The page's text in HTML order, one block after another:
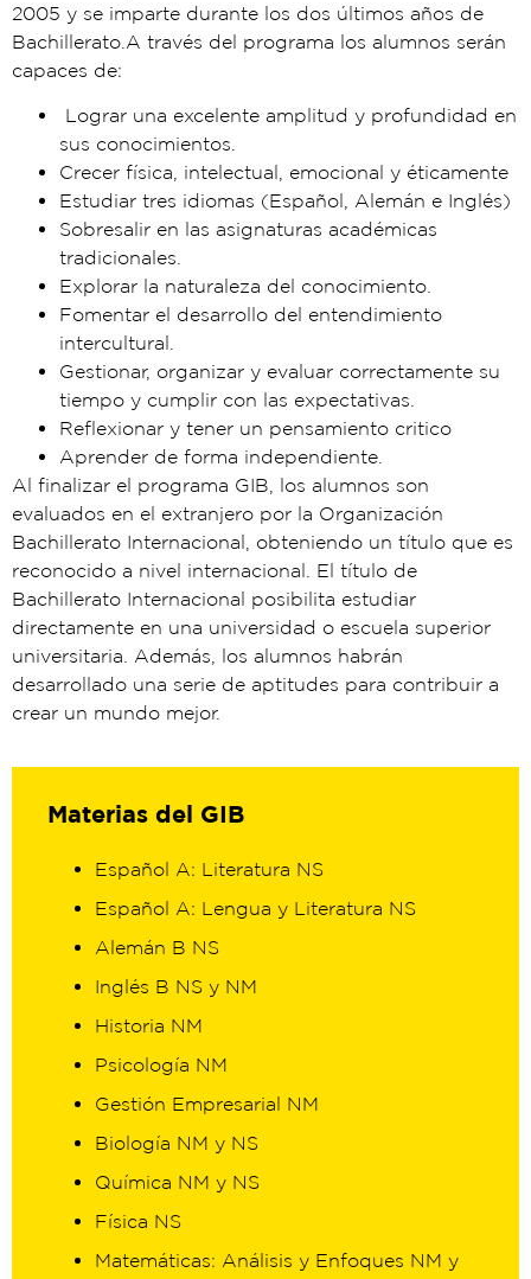
2005 y se imparte durante los dos últimos años de
Bachillerato.A través del programa los alumnos serán
capaces de:
Lograr una excelente amplitud y profundidad en
sus conocimientos.
Crecer física, intelectual, emocional y éticamente
Estudiar tres idiomas (Español, Alemán e Inglés)
Sobresalir en las asignaturas académicas
tradicionales.
Explorar la naturaleza del conocimiento.
Fomentar el desarrollo del entendimiento
intercultural.
Gestionar, organizar y evaluar correctamente su
tiempo y cumplir con las expectativas.
Reflexionar y tener un pensamiento critico
Aprender de forma independiente.
Al finalizar el programa GIB, los alumnos son
evaluados en el extranjero por la Organización
Bachillerato Internacional, obteniendo un título que es
reconocido a nivel internacional. El título de
Bachillerato Internacional posibilita estudiar
directamente en una universidad o escuela superior
universitaria. Además, los alumnos habrán
desarrollado una serie de aptitudes para contribuir a
crear un mundo mejor.
Materias del GIB
Español A: Literatura NS
Español A: Lengua y Literatura NS
Alemán B NS
Inglés B NS y NM
Historia NM
Psicología NM
Gestión Empresarial NM
Biología NM y NS
Química NM y NS
Física NS
Matemáticas: Análisis y Enfoques NM y